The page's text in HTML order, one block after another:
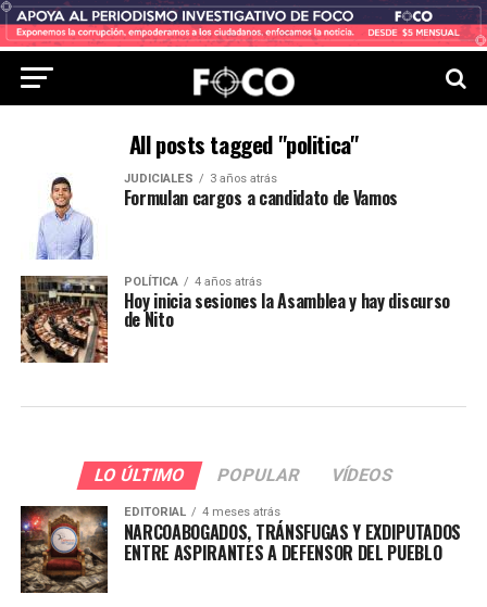
All posts tagged "politica"
JUDICIALES 3 años atrás
Formulan cargos a candidato de Vamos
POLÍTICA 4 años atrás
Hoy inicia sesiones la Asamblea y hay discurso
de Nito
LO ÚLTIMO POPULAR VÍDEOS
EDITORIAL 4 meses atrás
NARCOABOGADOS, TRÁNSFUGAS Y EXDIPUTADOS
ENTRE ASPIRANTES A DEFENSOR DEL PUEBLO